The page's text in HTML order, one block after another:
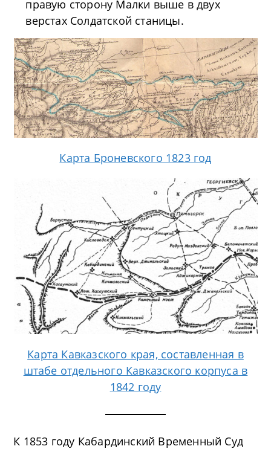
правую сторону Малки выше в двух
верстах Солдатской станицы.
Карта Броневского 1823 год
Карта Кавказского края, составленная в
штабе отдельного Кавказского корпуса в
1842 году
К 1853 году Кабардинский Временный Суд